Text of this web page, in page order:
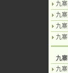
九
九
九
九
九
九